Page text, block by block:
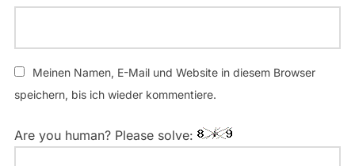
Meinen Namen, E-Mail und Website in diesem Browser
speichern, bis ich wieder kommentiere.
Are you human? Please solve: